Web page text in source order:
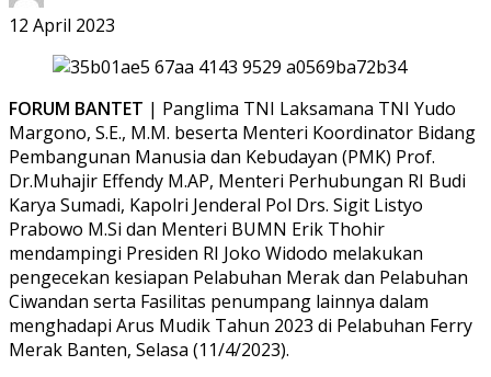
12 April 2023
FORUM BANTET | Panglima TNI Laksamana TNI Yudo
Margono, S.E., M.M. beserta Menteri Koordinator Bidang
Pembangunan Manusia dan Kebudayan (PMK) Prof.
Dr.Muhajir Effendy M.AP, Menteri Perhubungan RI Budi
Karya Sumadi, Kapolri Jenderal Pol Drs. Sigit Listyo
Prabowo M.Si dan Menteri BUMN Erik Thohir
mendampingi Presiden RI Joko Widodo melakukan
pengecekan kesiapan Pelabuhan Merak dan Pelabuhan
Ciwandan serta Fasilitas penumpang lainnya dalam
menghadapi Arus Mudik Tahun 2023 di Pelabuhan Ferry
Merak Banten, Selasa (11/4/2023).